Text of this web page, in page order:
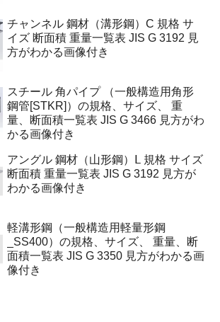
チャンネル 鋼材（溝形鋼）C 規格 サ
イズ 断面積 重量一覧表 JIS G 3192 見
方がわかる画像付き
スチール 角パイプ （一般構造用角形
鋼管[STKR]）の規格、サイズ、 重
量、断面積一覧表 JIS G 3466 見方がわ
かる画像付き
アングル 鋼材（山形鋼）Ⅼ 規格 サイズ
断面積 重量一覧表 JIS G 3192 見方が
わかる画像付き
軽溝形鋼（一般構造用軽量形鋼
_SS400）の規格、サイズ、 重量、断
面積一覧表 JIS G 3350 見方がわかる画
像付き